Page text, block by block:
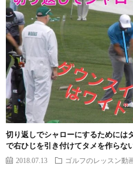
切り返しでシャローにするためには
で右ひじを引き付けてタメを作らな
2018.07.13 ゴルフのレッスン動